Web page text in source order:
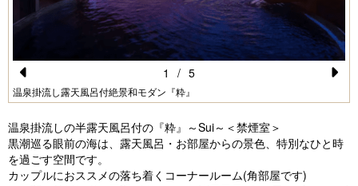
Pr
e
vi
o
温泉掛流し露天風呂付絶景和モダン『粋』
xt
1 / 5
温泉掛流しの半露天風呂付の『粋』～Sui～＜禁煙室＞
黒潮巡る眼前の海は、露天風呂・お部屋からの景色、特別なひと時
を過ごす空間です。
カップルにおススメの落ち着くコーナールーム(角部屋です)